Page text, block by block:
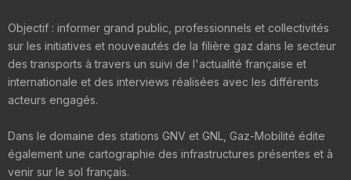
Objectif : informer grand public, professionnels et collectivités
sur les initiatives et nouveautés de la filière gaz dans le secteur
des transports à travers un suivi de l'actualité française et
internationale et des interviews réalisées avec les différents
acteurs engagés.
Dans le domaine des stations GNV et GNL, Gaz-Mobilité édite
également une cartographie des infrastructures présentes et à
venir sur le sol français.